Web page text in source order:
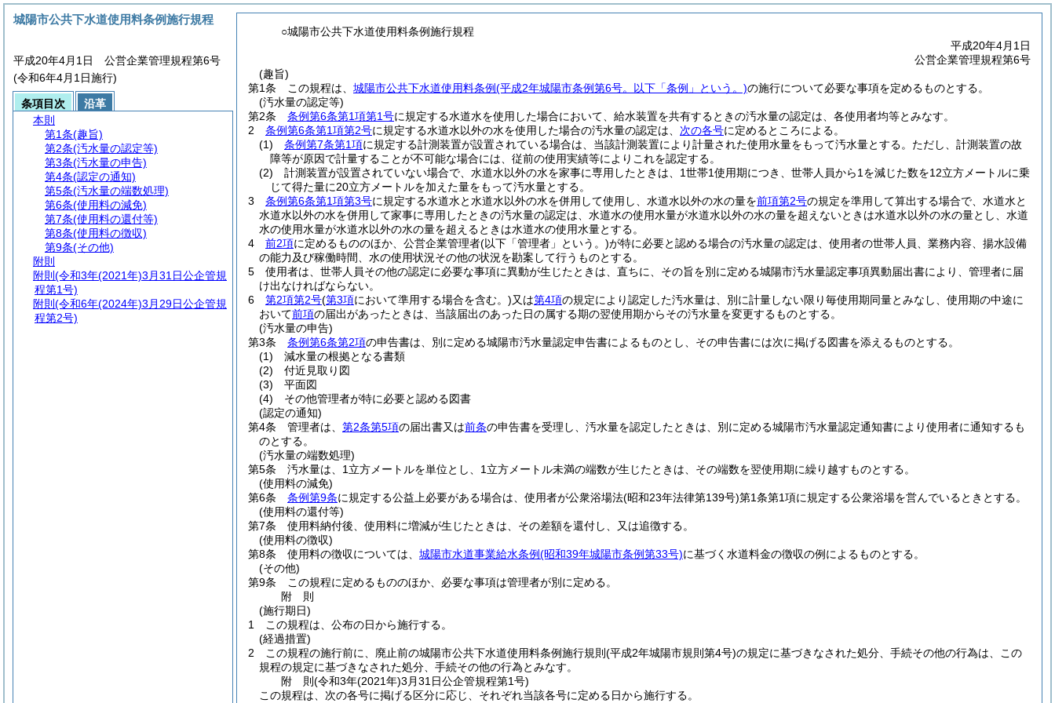
○城陽市公共下水道使用料条例施行規程
平成20年4月1日
公営企業管理規程第6号
(趣旨)
第1条
この規程は、 城陽市公共下水道使用料条例(平成2年城陽市条例第6号。以下「条例」という。)の施行について必要な事項を定めるものとする。
(汚水量の認定等)
第2条
条例第6条第1項第1号に規定する水道水を使用した場合において、給水装置を共有するときの汚水量の認定は、各使用者均等とみなす。
2
条例第6条第1項第2号に規定する水道水以外の水を使用した場合の汚水量の認定は、 次の各号に定めるところによる。
(1)
条例第7条第1項に規定する計測装置が設置されている場合は、当該計測装置により計量された使用水量をもって汚水量とする。 ただし、計測装置の故
障等が原因で計量することが不可能な場合には、従前の使用実績等によりこれを認定する。
(2)
計測装置が設置されていない場合で、水道水以外の水を家事に専用したときは、1世帯1使用期につき、世帯人員から1を減じた数を12立方メートルに乗
じて得た量に20立方メートルを加えた量をもって汚水量とする。
3
条例第6条第1項第3号に規定する水道水と水道水以外の水を併用して使用し、水道水以外の水の量を前項第2号の規定を準用して算出する場合で、水道水と
水道水以外の水を併用して家事に専用したときの汚水量の認定は、水道水の使用水量が水道水以外の水の量を超えないときは水道水以外の水の量とし、水道
水の使用水量が水道水以外の水の量を超えるときは水道水の使用水量とする。
4
前2項に定めるもののほか、公営企業管理者(以下「管理者」という。)が特に必要と認める場合の汚水量の認定は、使用者の世帯人員、業務内容、揚水設備
の能力及び稼働時間、水の使用状況その他の状況を勘案して行うものとする。
5
使用者は、世帯人員その他の認定に必要な事項に異動が生じたときは、直ちに、その旨を別に定める城陽市汚水量認定事項異動届出書により、管理者に届
け出なければならない。
6
第2項第2号(第3項において準用する場合を含む。)又は第4項の規定により認定した汚水量は、別に計量しない限り毎使用期同量とみなし、使用期の中途に
おいて前項の届出があったときは、当該届出のあった日の属する期の翌使用期からその汚水量を変更するものとする。
(汚水量の申告)
第3条
条例第6条第2項の申告書は、別に定める城陽市汚水量認定申告書によるものとし、その申告書には次に掲げる図書を添えるものとする。
(1)
減水量の根拠となる書類
(2)
付近見取り図
(3)
平面図
(4)
その他管理者が特に必要と認める図書
(認定の通知)
第4条
管理者は、 第2条第5項の届出書又は前条の申告書を受理し、汚水量を認定したときは、別に定める城陽市汚水量認定通知書により使用者に通知するも
のとする。
(汚水量の端数処理)
第5条
汚水量は、1立方メートルを単位とし、1立方メートル未満の端数が生じたときは、その端数を翌使用期に繰り越すものとする。
(使用料の減免)
第6条
条例第9条に規定する公益上必要がある場合は、使用者が公衆浴場法(昭和23年法律第139号)第1条第1項に規定する公衆浴場を営んでいるときとする。
(使用料の還付等)
第7条
使用料納付後、使用料に増減が生じたときは、その差額を還付し、又は追徴する。
(使用料の徴収)
第8条
使用料の徴収については、 城陽市水道事業給水条例(昭和39年城陽市条例第33号)に基づく水道料金の徴収の例によるものとする。
(その他)
第9条
この規程に定めるもののほか、必要な事項は管理者が別に定める。
附 則
(施行期日)
1
この規程は、公布の日から施行する。
(経過措置)
2
この規程の施行前に、廃止前の城陽市公共下水道使用料条例施行規則 (平成2年城陽市規則第4号)の規定に基づきなされた処分、手続その他の行為は、この
規程の規定に基づきなされた処分、手続その他の行為とみなす。
附 則(令和3年(2021年)3月31日公企管規程第1号)
この規程は、次の各号に掲げる区分に応じ、それぞれ当該各号に定める日から施行する。
城陽市公共下水道使用料条例施行規程
平成20年4月1日 公営企業管理規程第6号
(令和6年4月1日施行)
条項目次
沿革
本則
第1条(趣旨)
第2条(汚水量の認定等)
第3条(汚水量の申告)
第4条(認定の通知)
第5条(汚水量の端数処理)
第6条(使用料の減免)
第7条(使用料の還付等)
第8条(使用料の徴収)
第9条(その他)
附則
附則 (令和3年(2021年)3月31日公企管規
程第1号)
附則 (令和6年(2024年)3月29日公企管規
程第2号)